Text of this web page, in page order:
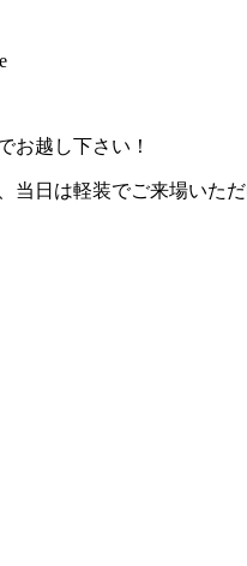
お越し下さい！
当日は軽装でご来場いた